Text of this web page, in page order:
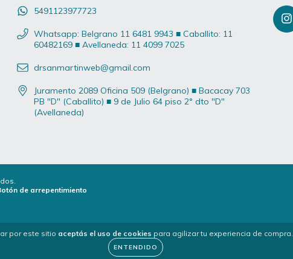
por este sitio aceptás el uso de cookies para agilizar tu experiencia de compra.
ENTENDIDO
5491123977723
Whatsapp: Belgrano 11 6481 9943 ■ Caballito: 11
60482169 ■ Avellaneda: 11 4099 7025
drsanmartinweb@gmail.com
Juramento 2089 Oficina 509 (Belgrano) ■ Bacacay 703
PB "D" (Caballito) ■ 9 de Julio 64 piso 2° dto "D"
(Avellaneda)
de arrepentimiento